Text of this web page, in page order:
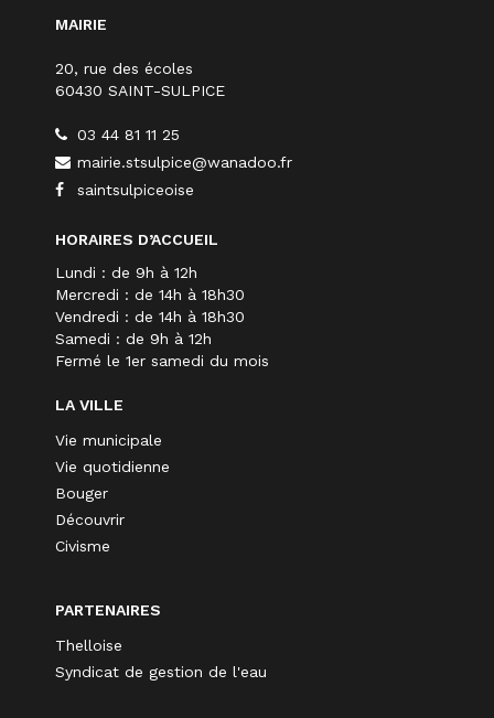
MAIRIE
20, rue des écoles
60430 SAINT-SULPICE
03 44 81 11 25
mairie.stsulpice@wanadoo.fr
saintsulpiceoise
HORAIRES D’ACCUEIL
Lundi : de 9h à 12h
Mercredi : de 14h à 18h30
Vendredi : de 14h à 18h30
Samedi : de 9h à 12h
Fermé le 1er samedi du mois
LA VILLE
Vie municipale
Vie quotidienne
Bouger
Découvrir
Civisme
PARTENAIRES
Thelloise
Syndicat de gestion de l'eau